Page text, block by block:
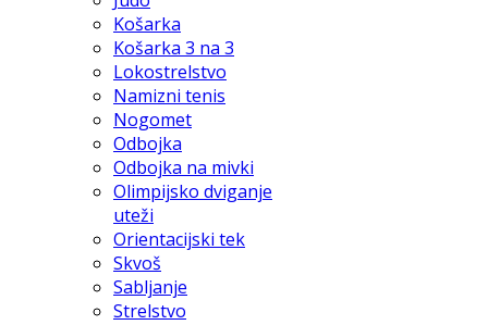
Košarka
Košarka 3 na 3
Lokostrelstvo
Namizni tenis
Nogomet
Odbojka
Odbojka na mivki
Olimpijsko dviganje
uteži
Orientacijski tek
Skvoš
Sabljanje
Strelstvo